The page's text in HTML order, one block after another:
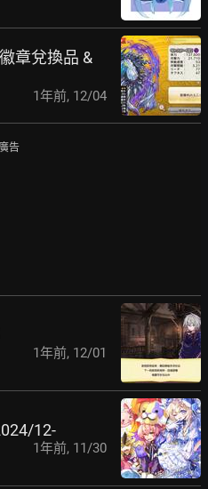
章兌換品 &
1年前, 12/04
告
1年前, 12/01
12-
1年前, 11/30